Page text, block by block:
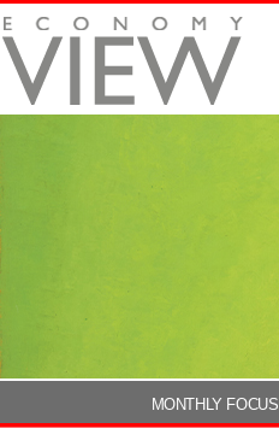
MONTHLY FOCUS